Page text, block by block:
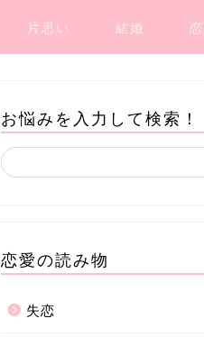
片思い 結婚
お悩みを入力して検索！
恋愛の読み物
失恋